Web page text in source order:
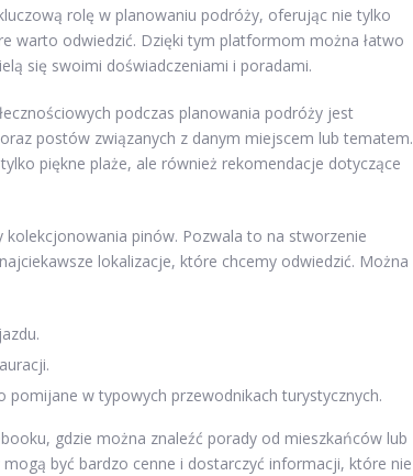
rolę w planowaniu podróży, oferując nie tylko
warto odwiedzić. Dzięki tym platformom można łatwo
się swoimi doświadczeniami i poradami.
podczas planowania podróży jest
postów związanych z danym miejscem lub tematem.
piękne plaże, ale również rekomendacje dotyczące
pinów. Pozwala to na stworzenie
lokalizacje, które chcemy odwiedzić. Można
w typowych przewodnikach turystycznych.
gdzie można znaleźć porady od mieszkańców lub
być bardzo cenne i dostarczyć informacji, które nie